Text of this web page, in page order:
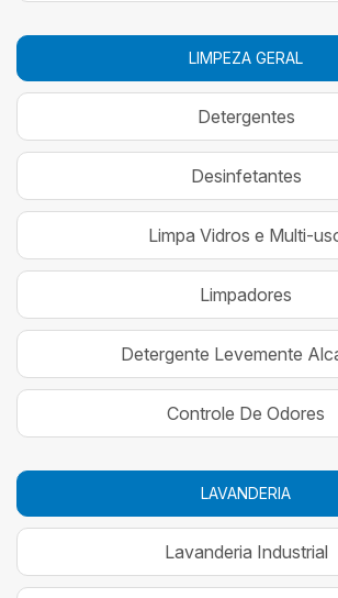
LIMPEZA GERAL
Detergentes
Desinfetantes
Limpa Vidros e Multi-
Limpadores
Detergente Levemente
Controle De Odores
LAVANDERIA
Lavanderia Industrial